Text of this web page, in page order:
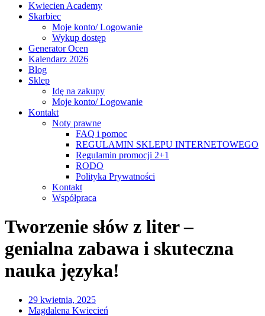
Kwiecien Academy
Skarbiec
Moje konto/ Logowanie
Wykup dostęp
Generator Ocen
Kalendarz 2026
Blog
Sklep
Idę na zakupy
Moje konto/ Logowanie
Kontakt
Noty prawne
FAQ i pomoc
REGULAMIN SKLEPU INTERNETOWEGO
Regulamin promocji 2+1
RODO
Polityka Prywatności
Kontakt
Współpraca
Tworzenie słów z liter –
genialna zabawa i skuteczna
nauka języka!
29 kwietnia, 2025
Magdalena Kwiecień